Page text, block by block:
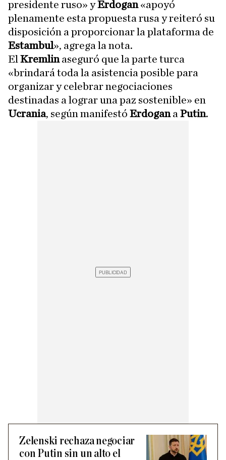
presidente ruso» yErdogan«apoyó
plenamente esta propuesta rusa y reiteró su
disposición a proporcionar la plataforma de
Estambul», agrega la nota.
El Kremlinaseguró que la parte turca
«brindará toda la asistencia posible para
organizar y celebrar negociaciones
destinadas a lograr una paz sostenible» en
Ucrania, según manifestó Erdogana Putin.
Zelenski rechaza negociar
con Putin sin un alto el